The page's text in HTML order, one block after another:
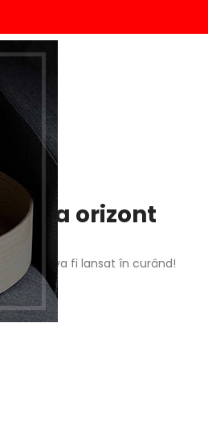
la orizont
lucru și va fi lansat în curând!